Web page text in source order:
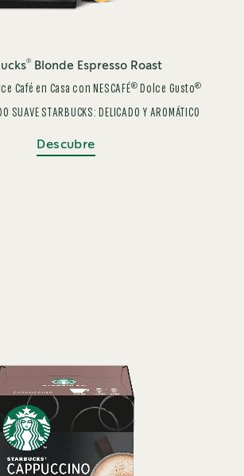
®Blonde Espresso Roast
Café en Casa con NESCAFÉ® Dolce Gusto®
SUAVE STARBUCKS: DELICADO Y AROMÁTICO
Descubre